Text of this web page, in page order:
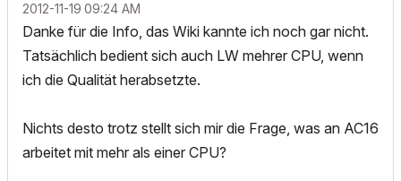
‎2012-11-19 09:24 AM
Danke für die Info, das Wiki kannte ich noch gar nicht.
Tatsächlich bedient sich auch LW mehrer CPU, wenn
ich die Qualität herabsetzte.
Nichts desto trotz stellt sich mir die Frage, was an AC16
arbeitet mit mehr als einer CPU?